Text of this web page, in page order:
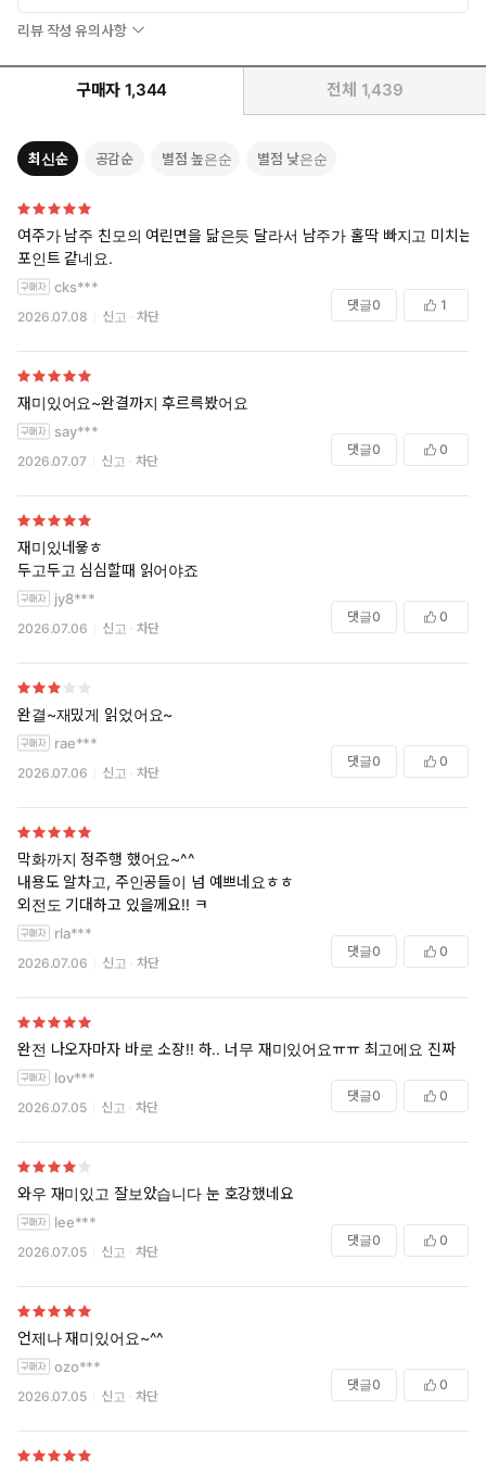
말로 돌아왔다.
그의 눈앞이 새까맣게 달궈지는 순간이었다.
리뷰 작성 유의사항
구매자 1,344 전체 1,439
최신순 공감순 별점 높은순 별점 낮은순
여주가 남주 친모의 여린면을 닮은듯 달라서 남주가 홀딱 빠지고 미치는
포인트 같네요.
cks***
2026.07.08 신고 차단
댓글0 1
재미있어요~완결까지 후르륵봤어요
say***
2026.07.07 신고 차단
댓글0 0
재미있네욯ㅎ
두고두고 심심할때 읽어야죠
jy8***
2026.07.06 신고 차단
댓글0 0
완결~재밌게 읽었어요~
rae***
2026.07.06 신고 차단
댓글0 0
막화까지 정주행 했어요~^^
내용도 알차고, 주인공들이 넘 예쁘네요ㅎㅎ
외전도 기대하고 있을께요!! ㅋ
rla***
2026.07.06 신고 차단
댓글0 0
완전 나오자마자 바로 소장!! 하.. 너무 재미있어요ㅠㅠ 최고에요 진짜
lov***
2026.07.05 신고 차단
댓글0 0
와우 재미있고 잘보았습니다 눈 호강했네요
lee***
2026.07.05 신고 차단
댓글0 0
언제나 재미있어요~^^
ozo***
2026.07.05 신고 차단
댓글0 0